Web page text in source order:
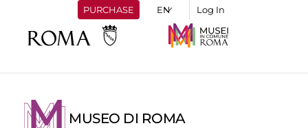
PURCHASE Log In
MUSEO DI ROMA